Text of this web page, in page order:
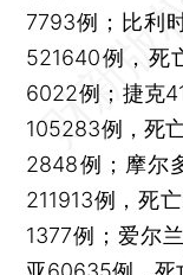
7793例；比利
521640例，死
6022例；捷克
105283例，死
2848例；摩尔
211913例，死
1377例；爱尔